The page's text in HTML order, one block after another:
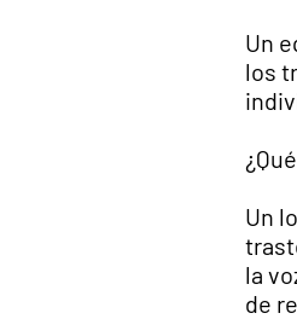
Un
los
Un
la
de